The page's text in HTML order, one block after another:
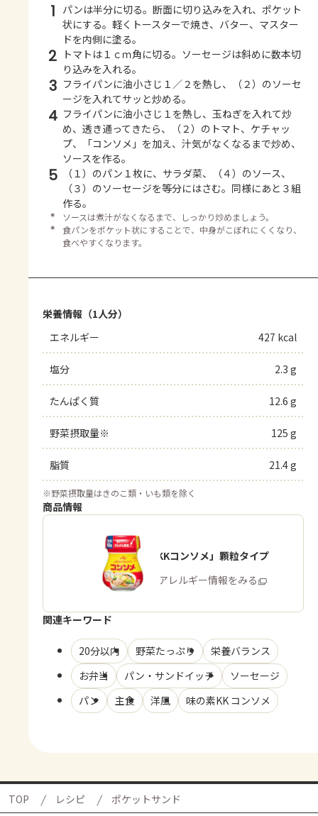
1 パンは半分に切る。断面に切り込みを入れ、ポケット
状にする。軽くトースターで焼き、バター、マスター
ドを内側に塗る。
2 トマトは１ｃｍ角に切る。ソーセージは斜めに数本切
り込みを入れる。
3 フライパンに油小さじ１／２を熱し、（２）のソーセ
ージを入れてサッと炒める。
4 フライパンに油小さじ１を熱し、玉ねぎを入れて炒
め、透き通ってきたら、（２）のトマト、ケチャッ
プ、「コンソメ」を加え、汁気がなくなるまで炒め、
ソースを作る。
5
（１）のパン１枚に、サラダ菜、（４）のソース、
（３）のソーセージを等分にはさむ。同様にあと３組
作る。
＊
ソースは煮汁がなくなるまで、しっかり炒めましょう。
＊
食パンをポケット状にすることで、中身がこぼれにくくなり、
食べやすくなります。
栄養情報（1人分）
エネルギー
427 kcal
塩分 2.3 g
たんぱく質 12.6 g
野菜摂取量※ 125 g
脂質 21.4 g
※野菜摂取量はきのこ類・いも類を除く
商品情報
「味の素KKコンソメ」顆粒タイプ
商品・アレルギー情報をみる
関連キーワード
20分以内 野菜たっぷり
栄養バランス
お弁当
パン・サンドイッチ
ソーセージ
パン
主食 洋風 味の素KK コンソメ
TOP レシピ ポケットサンド